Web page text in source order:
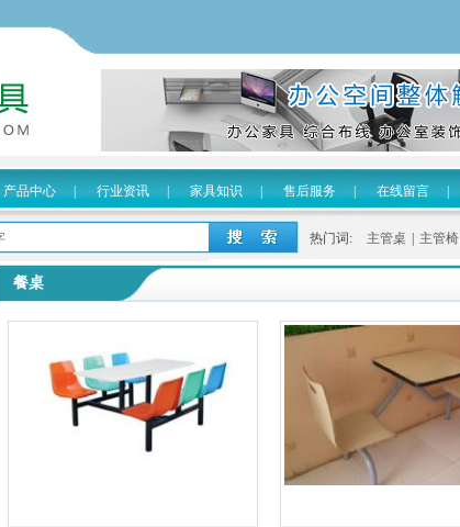
产品中心 行业资讯 家具知识 售后服务 在线留言
热门词: 主管桌 主管椅
餐桌